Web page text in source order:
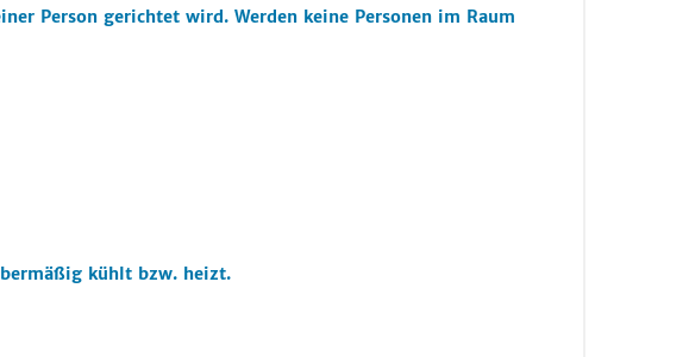
Person gerichtet wird. Werden keine Personen im Raum
kühlt bzw. heizt.